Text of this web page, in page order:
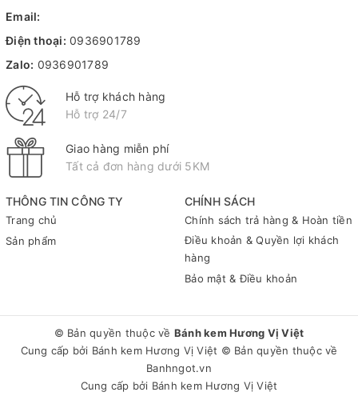
THÔNG TIN CÔNG TY
Trang chủ
Sản phẩm
CHÍNH SÁCH
Chính sách trả hàng & Hoàn tiền
Điều khoản & Quyền lợi khách
hàng
Bảo mật & Điều khoản
Email:
Điện thoại: 0936901789
Zalo: 0936901789
Hỗ trợ khách hàng
Hỗ trợ 24/7
Giao hàng miễn phí
Tất cả đơn hàng dưới 5KM
© Bản quyền thuộc về Bánh kem Hương Vị Việt
Cung cấp bởi Bánh kem Hương Vị Việt © Bản quyền thuộc về
Banhngot.vn
Cung cấp bởi Bánh kem Hương Vị Việt